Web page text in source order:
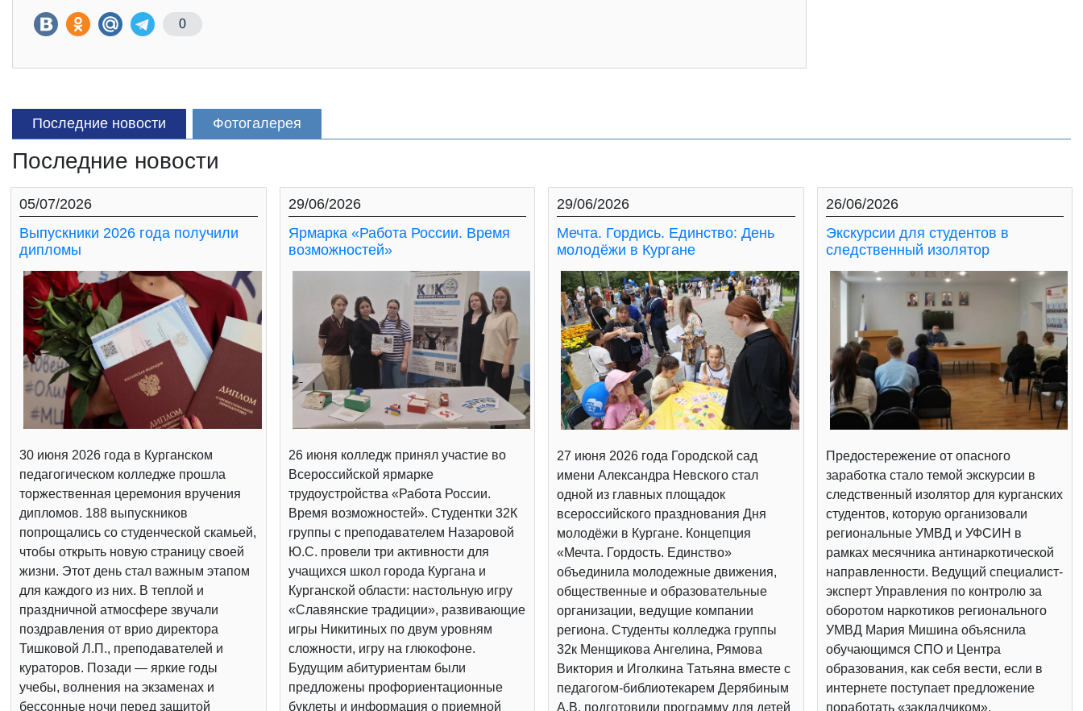
0
Последние новости Фотогалерея
Последние новости
05/07/2026
Выпускники 2026 года получили
дипломы
30 июня 2026 года в Курганском
педагогическом колледже прошла
торжественная церемония вручения
дипломов. 188 выпускников
попрощались со студенческой скамьей,
чтобы открыть новую страницу своей
жизни. Этот день стал важным этапом
для каждого из них. В теплой и
праздничной атмосфере звучали
поздравления от врио директора
Тишковой Л.П., преподавателей и
кураторов. Позади — яркие годы
учебы, волнения на экзаменах и
бессонные ночи перед защитой
29/06/2026
Ярмарка «Работа России. Время
возможностей»
26 июня колледж принял участие во
Всероссийской ярмарке
трудоустройства «Работа России.
Время возможностей». Студентки 32К
группы с преподавателем Назаровой
Ю.С. провели три активности для
учащихся школ города Кургана и
Курганской области: настольную игру
«Славянские традиции», развивающие
игры Никитиных по двум уровням
сложности, игру на глюкофоне.
Будущим абитуриентам были
предложены профориентационные
буклеты и информация о приемной
29/06/2026
Мечта. Гордись. Единство: День
молодёжи в Кургане
27 июня 2026 года Городской сад
имени Александра Невского стал
одной из главных площадок
всероссийского празднования Дня
молодёжи в Кургане. Концепция
«Мечта. Гордость. Единство»
объединила молодежные движения,
общественные и образовательные
организации, ведущие компании
региона. Студенты колледжа группы
32к Менщикова Ангелина, Рямова
Виктория и Иголкина Татьяна вместе с
педагогом-библиотекарем Дерябиным
А.В. подготовили программу для детей
26/06/2026
Экскурсии для студентов в
следственный изолятор
Предостережение от опасного
заработка стало темой экскурсии в
следственный изолятор для курганских
студентов, которую организовали
региональные УМВД и УФСИН в
рамках месячника антинаркотической
направленности. Ведущий специалист-
эксперт Управления по контролю за
оборотом наркотиков регионального
УМВД Мария Мишина объяснила
обучающимся СПО и Центра
образования, как себя вести, если в
интернете поступает предложение
поработать «закладчиком».